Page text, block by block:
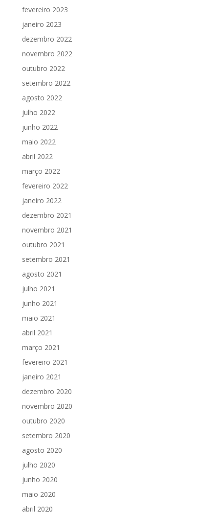
fevereiro 2023
janeiro 2023
dezembro 2022
novembro 2022
outubro 2022
setembro 2022
agosto 2022
julho 2022
junho 2022
maio 2022
abril 2022
março 2022
fevereiro 2022
janeiro 2022
dezembro 2021
novembro 2021
outubro 2021
setembro 2021
agosto 2021
julho 2021
junho 2021
maio 2021
abril 2021
março 2021
fevereiro 2021
janeiro 2021
dezembro 2020
novembro 2020
outubro 2020
setembro 2020
agosto 2020
julho 2020
junho 2020
maio 2020
abril 2020